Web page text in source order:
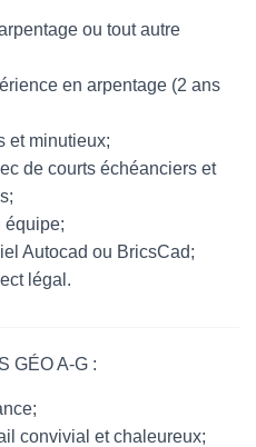
ou tout autre
en arpentage (2 ans
et minutieux;
de courts échéanciers et
équipe;
Autocad ou BricsCad;
légal.
GÉO A-G :
convivial et chaleureux;